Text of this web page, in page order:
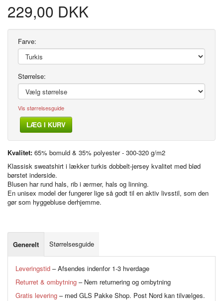
229,00 DKK
Vis størrelsesguide
Farve:
Størrelse:
LÆG I KURV
Kvalitet: 65% bomuld & 35% polyester - 300-320 g/m2
Klassisk sweatshirt i lækker turkis dobbelt-jersey kvalitet med blød
børstet inderside.
Blusen har rund hals, rib i ærmer, hals og linning.
En unisex model der fungerer lige så godt til en aktiv livsstil, som den
gør som hyggebluse derhjemme.
Generelt Størrelsesguide
Leveringstid – Afsendes indenfor 1-3 hverdage
Returret & ombytning – Nem returnering og ombytning
Gratis levering – med GLS Pakke Shop. Post Nord kan tilvælges.